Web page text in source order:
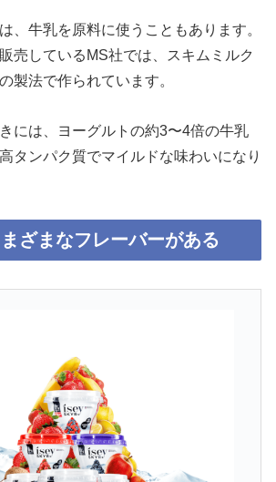
、牛乳を原料に使うこともあります。
売しているMS社では、スキムミルク
製法で作られています。
には、ヨーグルトの約3〜4倍の牛乳
タンパク質でマイルドな味わいになり
ざまなフレーバーがある